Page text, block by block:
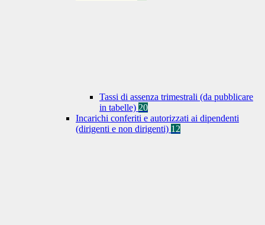
Tassi di assenza trimestrali (da pubblicare
in tabelle) 20
Incarichi conferiti e autorizzati ai dipendenti
(dirigenti e non dirigenti) 12